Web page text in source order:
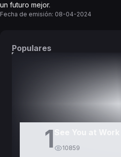
un futuro mejor.
Fecha de emisión: 08-04-2024
Populares
1 10859